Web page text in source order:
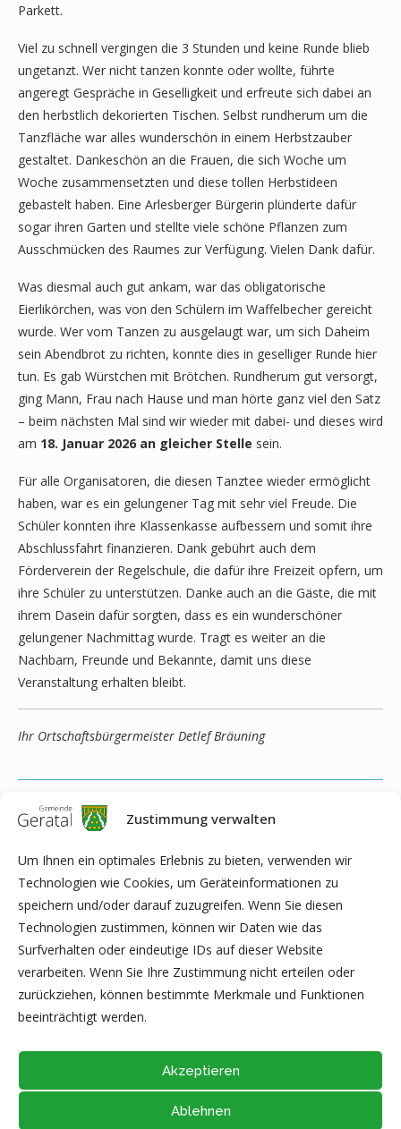
Zustimmung verwalten
Um Ihnen ein optimales Erlebnis zu bieten, verwenden wir
Technologien wie Cookies, um Geräteinformationen zu
speichern und/oder darauf zuzugreifen. Wenn Sie diesen
Technologien zustimmen, können wir Daten wie das
Surfverhalten oder eindeutige IDs auf dieser Website
verarbeiten. Wenn Sie Ihre Zustimmung nicht erteilen oder
zurückziehen, können bestimmte Merkmale und Funktionen
beeinträchtigt werden.
Akzeptieren
Ablehnen
Parkett.
Viel zu schnell vergingen die 3 Stunden und keine Runde blieb
ungetanzt. Wer nicht tanzen konnte oder wollte, führte
angeregt Gespräche in Geselligkeit und erfreute sich dabei an
den herbstlich dekorierten Tischen. Selbst rundherum um die
Tanzfläche war alles wunderschön in einem Herbstzauber
gestaltet. Dankeschön an die Frauen, die sich Woche um
Woche zusammensetzten und diese tollen Herbstideen
gebastelt haben. Eine Arlesberger Bürgerin plünderte dafür
sogar ihren Garten und stellte viele schöne Pflanzen zum
Ausschmücken des Raumes zur Verfügung. Vielen Dank dafür.
Was diesmal auch gut ankam, war das obligatorische
Eierlikörchen, was von den Schülern im Waffelbecher gereicht
wurde. Wer vom Tanzen zu ausgelaugt war, um sich Daheim
sein Abendbrot zu richten, konnte dies in geselliger Runde hier
tun. Es gab Würstchen mit Brötchen. Rundherum gut versorgt,
ging Mann, Frau nach Hause und man hörte ganz viel den Satz
– beim nächsten Mal sind wir wieder mit dabei- und dieses wird
am 18. Januar 2026 an gleicher Stelle sein.
Für alle Organisatoren, die diesen Tanztee wieder ermöglicht
haben, war es ein gelungener Tag mit sehr viel Freude. Die
Schüler konnten ihre Klassenkasse aufbessern und somit ihre
Abschlussfahrt finanzieren. Dank gebührt auch dem
Förderverein der Regelschule, die dafür ihre Freizeit opfern, um
ihre Schüler zu unterstützen. Danke auch an die Gäste, die mit
ihrem Dasein dafür sorgten, dass es ein wunderschöner
gelungener Nachmittag wurde. Tragt es weiter an die
Nachbarn, Freunde und Bekannte, damit uns diese
Veranstaltung erhalten bleibt.
Ihr Ortschaftsbürgermeister Detlef Bräuning